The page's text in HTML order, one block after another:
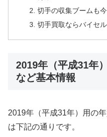
切手の収集ブームも
切手買取ならバイセ
2019年（平成31年
など基本情報
2019年（平成31年）用の
は下記の通りです。